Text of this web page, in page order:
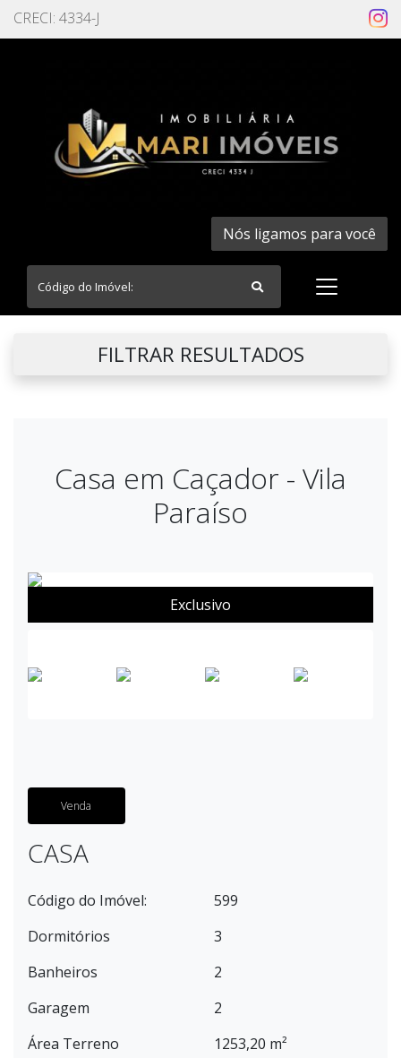
CRECI: 4334-J
Nós ligamos para você
FILTRAR RESULTADOS
Casa em Caçador - Vila
Paraíso
Exclusivo
Venda
CASA
Código do Imóvel:
599
Dormitórios
3
Banheiros
2
Garagem
2
Área Terreno
1253,20 m²